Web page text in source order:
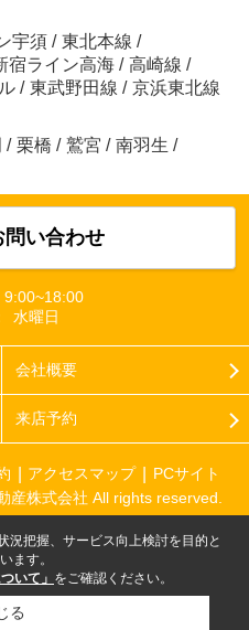
宇須 / 東北本線 /
宿ライン高海 / 高崎線 /
/ 東武野田線 / 京浜東北線
/ 栗橋 / 鷲宮 / 南羽生 /
問い合わせ
9:00~18:00
水曜日
会社概要
来店予約
アクセスマップ
PCサイト
産株式会社 All rights reserved.
況把握、サービス向上検討を目的と
ます。
いて」 をご確認ください。
る